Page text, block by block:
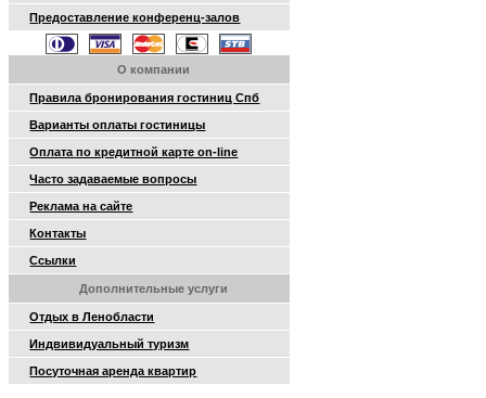
Предоставление конференц-залов
О компании
Правила бронирования гостиниц Спб
Варианты оплаты гостиницы
Оплата по кредитной карте on-line
Часто задаваемые вопросы
Реклама на сайте
Контакты
Ссылки
Дополнительные услуги
Отдых в Ленобласти
Индвивидуальный туризм
Посуточная аренда квартир